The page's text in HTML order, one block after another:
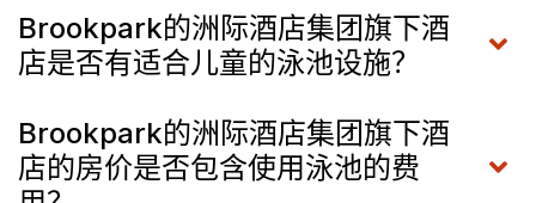
Brookpark的洲际酒店集团旗下酒
店是否有适合儿童的泳池设施？
Brookpark的洲际酒店集团旗下酒
店的房价是否包含使用泳池的费